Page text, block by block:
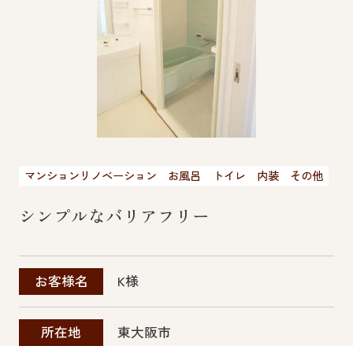
マンションリノベーション お風呂 トイレ 内装 その他
シンプルなバリアフリー
お客様名 K様
所在地 東大阪市